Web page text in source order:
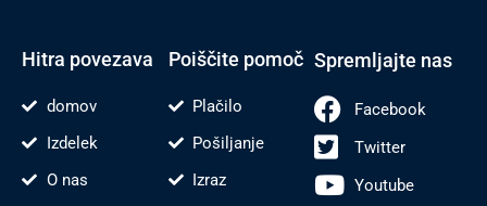
Hitra povezava
domov
Izdelek
O nas
Poiščite pomoč
Plačilo
Pošiljanje
Izraz
Spremljajte nas
Facebook
Twitter
Youtube